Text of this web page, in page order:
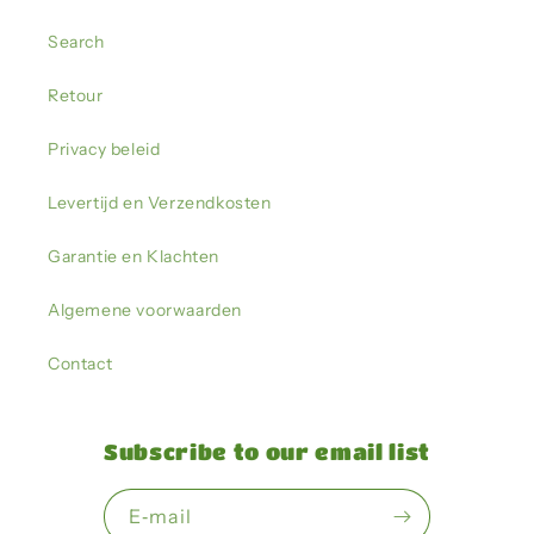
Search
Retour
Privacy beleid
Levertijd en Verzendkosten
Garantie en Klachten
Algemene voorwaarden
Contact
Subscribe to our email list
E‑mail